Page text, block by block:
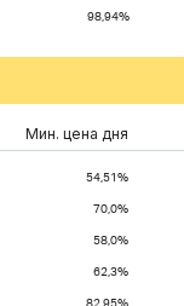
98,94%
Мин. цена дня
54,51%
70,0%
58,0%
62,3%
82,95%